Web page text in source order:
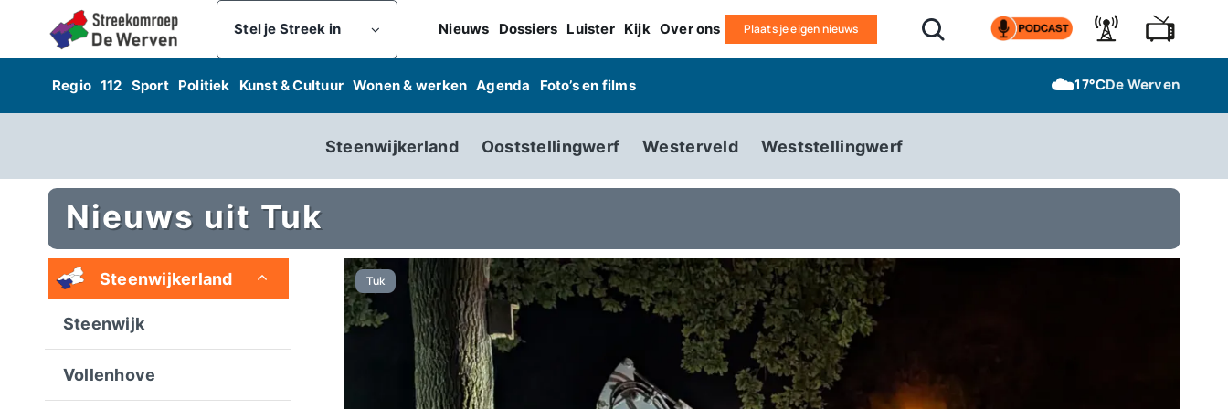
Stel je Streek in Nieuws Dossiers Luister Kijk Over ons Plaats je eigen nieuws
Regio 112 Sport Politiek Kunst & Cultuur Wonen & werken Agenda Foto’s en films ☁️17°CDe Werven
Steenwijkerland Ooststellingwerf Westerveld Weststellingwerf
Nieuws uit Tuk
Steenwijkerland
Steenwijk
Vollenhove
Tuk